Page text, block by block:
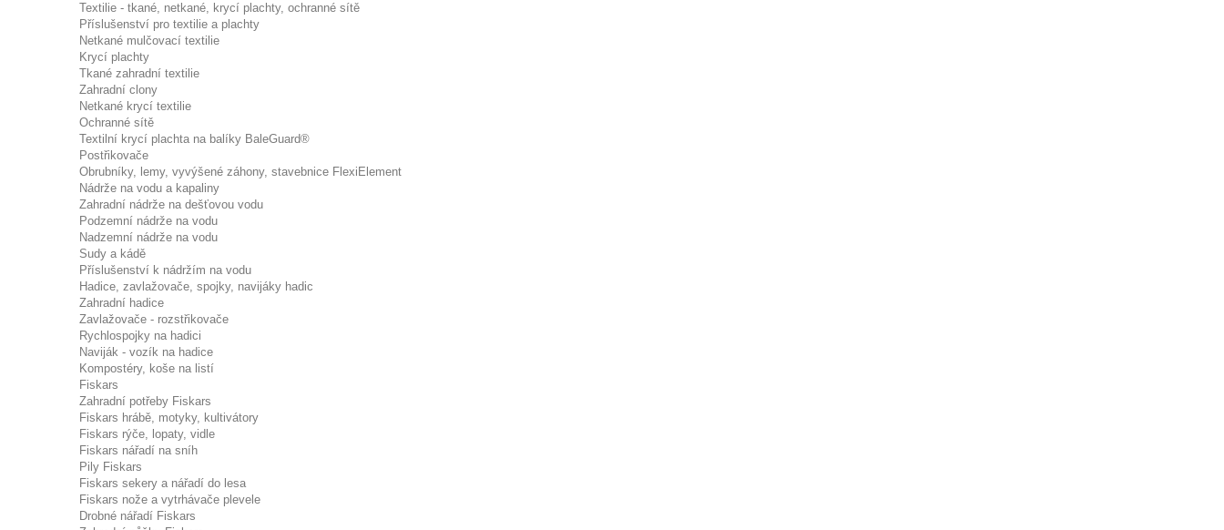
Textilie - tkané, netkané, krycí plachty, ochranné sítě
Příslušenství pro textilie a plachty
Netkané mulčovací textilie
Krycí plachty
Tkané zahradní textilie
Zahradní clony
Netkané krycí textilie
Ochranné sítě
Textilní krycí plachta na balíky BaleGuard®
Postřikovače
Obrubníky, lemy, vyvýšené záhony, stavebnice FlexiElement
Nádrže na vodu a kapaliny
Zahradní nádrže na dešťovou vodu
Podzemní nádrže na vodu
Nadzemní nádrže na vodu
Sudy a kádě
Příslušenství k nádržím na vodu
Hadice, zavlažovače, spojky, navijáky hadic
Zahradní hadice
Zavlažovače - rozstřikovače
Rychlospojky na hadici
Naviják - vozík na hadice
Kompostéry, koše na listí
Fiskars
Zahradní potřeby Fiskars
Fiskars hrábě, motyky, kultivátory
Fiskars rýče, lopaty, vidle
Fiskars nářadí na sníh
Pily Fiskars
Fiskars sekery a nářadí do lesa
Fiskars nože a vytrhávače plevele
Drobné nářadí Fiskars